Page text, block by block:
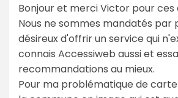
Bonjour et merci Victor pour ces
Nous ne sommes mandatés par
désireux d'offrir un service qui
connais Accessiweb aussi et
recommandations au mieux.
Pour ma problématique de